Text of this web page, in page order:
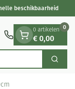
beschikbaarheid
Zoek
0 artikelen
€ 0,00
0